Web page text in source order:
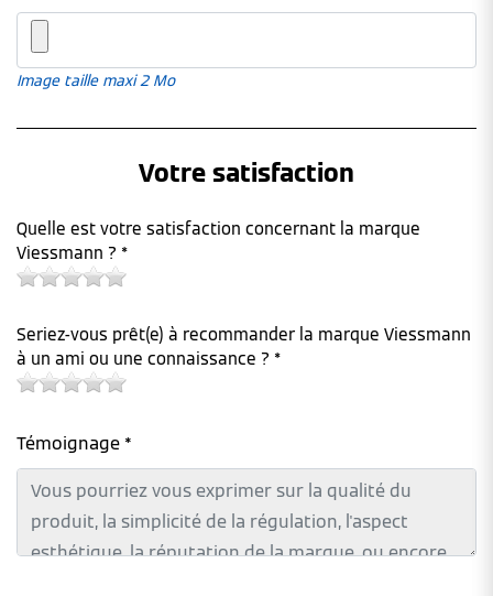
Image taille maxi 2 Mo
Votre satisfaction
Quelle est votre satisfaction concernant la marque
Viessmann ? *
Seriez-vous prêt(e) à recommander la marque Viessmann
à un ami ou une connaissance ? *
Témoignage *